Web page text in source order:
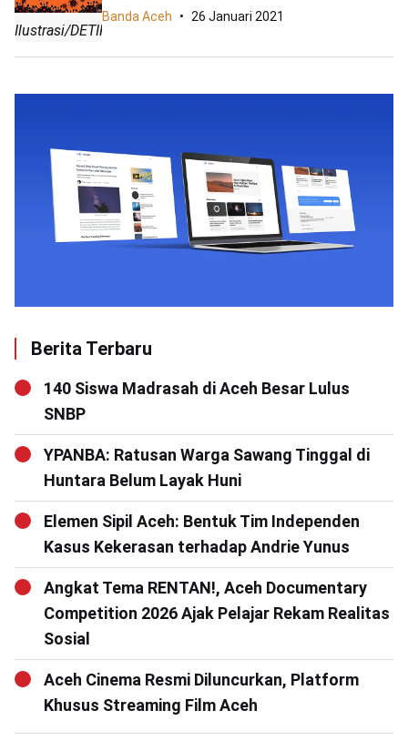
Ilustrasi/DETIK
Banda Aceh 26 Januari 2021
Berita Terbaru
140 Siswa Madrasah di Aceh Besar Lulus
SNBP
YPANBA: Ratusan Warga Sawang Tinggal di
Huntara Belum Layak Huni
Elemen Sipil Aceh: Bentuk Tim Independen
Kasus Kekerasan terhadap Andrie Yunus
Angkat Tema RENTAN!, Aceh Documentary
Competition 2026 Ajak Pelajar Rekam Realitas
Sosial
Aceh Cinema Resmi Diluncurkan, Platform
Khusus Streaming Film Aceh